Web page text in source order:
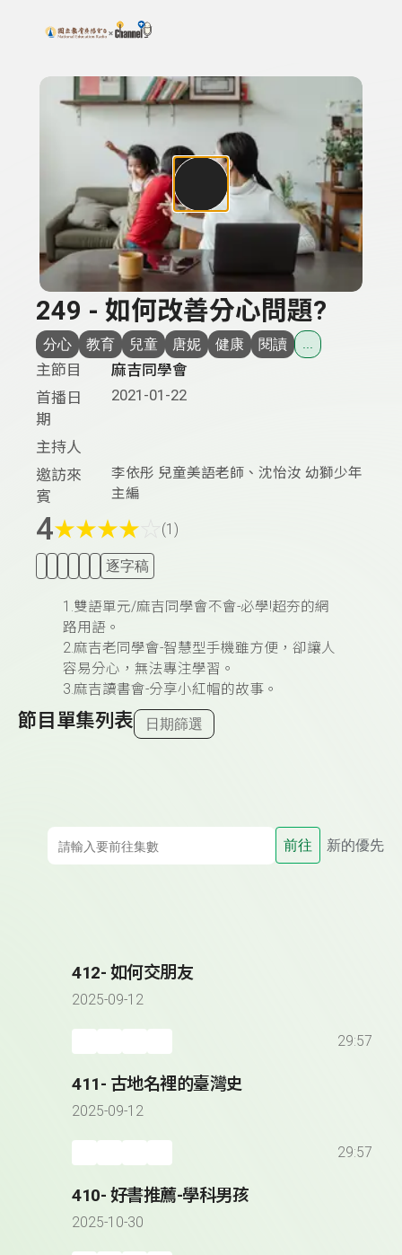
上方功能區塊
搜尋關鍵字：可輸入節目名稱、主持人或關鍵字
249 - 如何改善分心問題?
分心 教育 兒童 唐妮 健康 閱讀 ...
主節目
麻吉同學會
首播日
期
2021-01-22
主持人
邀訪來
賓
李依彤 兒童美語老師、沈怡汝 幼獅少年
主編
4★★★★ (1)
逐字稿
1.雙語單元/麻吉同學會不會-必學!超夯的網
路用語。
2.麻吉老同學會-智慧型手機雖方便，卻讓人
容易分心，無法專注學習。
3.麻吉讀書會-分享小紅帽的故事。
節目單集列表 日期篩選
前往 新的優先
412- 如何交朋友
2025-09-12
29:57
411- 古地名裡的臺灣史
2025-09-12
29:57
410- 好書推薦-學科男孩
2025-10-30